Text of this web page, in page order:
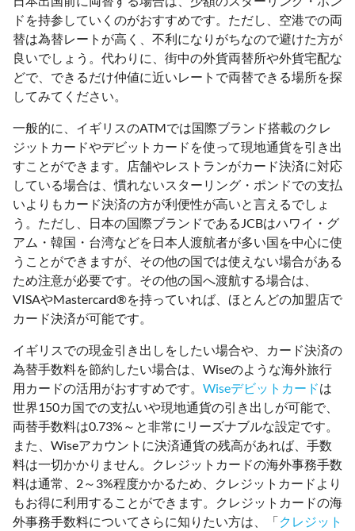
ドを持参していくのがおすすめです。ただし、空港での両
替は為替レートが高く、不利になりがちなので避けた方が
良いでしょう。代わりに、街中の外貨両替所や外貨宅配な
どで、できるだけ仲値に近いレートで両替できる場所を探
してみてください。
一般的に、イギリスのATMでは国際ブランド搭載のクレ
ジットカードやデビットカードを使って現地通貨を引き出
すことができます。店舗やレストランがカード決済に対応
している場合は、慣れないスターリング・ポンドでの支払
いよりもカード決済の方が利便性が高いと言えるでしょ
う。ただし、日本の国際ブランドであるJCBはハワイ・グ
アム・韓国・台湾などを日本人渡航者が多い国を中心に使
うことができますが、その他の国では使えない場合がある
ため注意が必要です。その他の国へ渡航する場合は、
VISAやMastercard®を持っていれば、ほとんどの加盟店で
カード決済が可能です。
イギリスでの現金引き出しをしたい場合や、カード決済の
為替手数料を節約したい場合は、Wiseのような海外旅行
用カードの活用がおすすめです。 Wiseデビットカードは
世界150カ国での支払いや現地通貨の引き出しが可能で、
両替手数料は0.73%～と非常にリーズナブルな設定です。
また、Wiseアカウントに決済通貨の残高があれば、手数
料は一切かかりません。クレジットカードの海外事務手数
料は通常、2～3%程度かかるため、クレジットカードより
もお得に利用することができます。クレジットカードの海
外事務手数料についてさらに知りたい方は、「クレジット